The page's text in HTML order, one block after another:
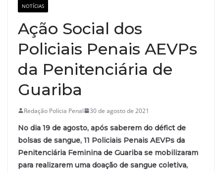
NOTÍCIAS
Ação Social dos
Policiais Penais AEVPs
da Penitenciária de
Guariba
Redação Polícia Penal 30 de agosto de 2021
No dia 19 de agosto, após saberem do défict de
bolsas de sangue, 11 Policiais Penais AEVPs da
Penitenciária Feminina de Guariba se mobilizaram
para realizarem uma doação de sangue coletiva,